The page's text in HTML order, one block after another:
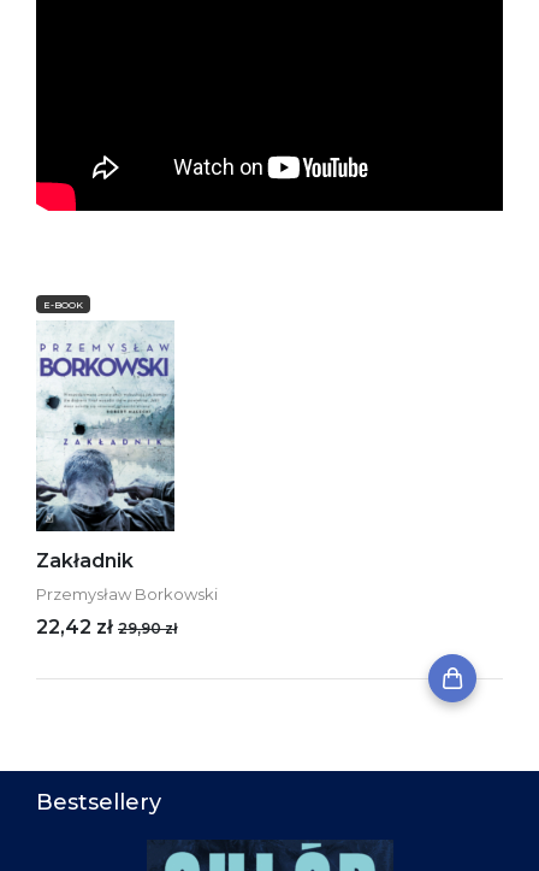
E-BOOK
Zakładnik
Przemysław Borkowski
22,42 zł 29,90 zł
Bestsellery